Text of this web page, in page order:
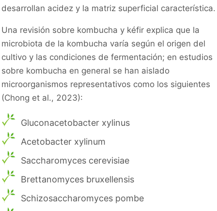
desarrollan acidez y la matriz superficial característica.
Una revisión sobre kombucha y kéfir explica que la
microbiota de la kombucha varía según el origen del
cultivo y las condiciones de fermentación; en estudios
sobre kombucha en general se han aislado
microorganismos representativos como los siguientes
(Chong et al., 2023):
Gluconacetobacter xylinus
Acetobacter xylinum
Saccharomyces cerevisiae
Brettanomyces bruxellensis
Schizosaccharomyces pombe